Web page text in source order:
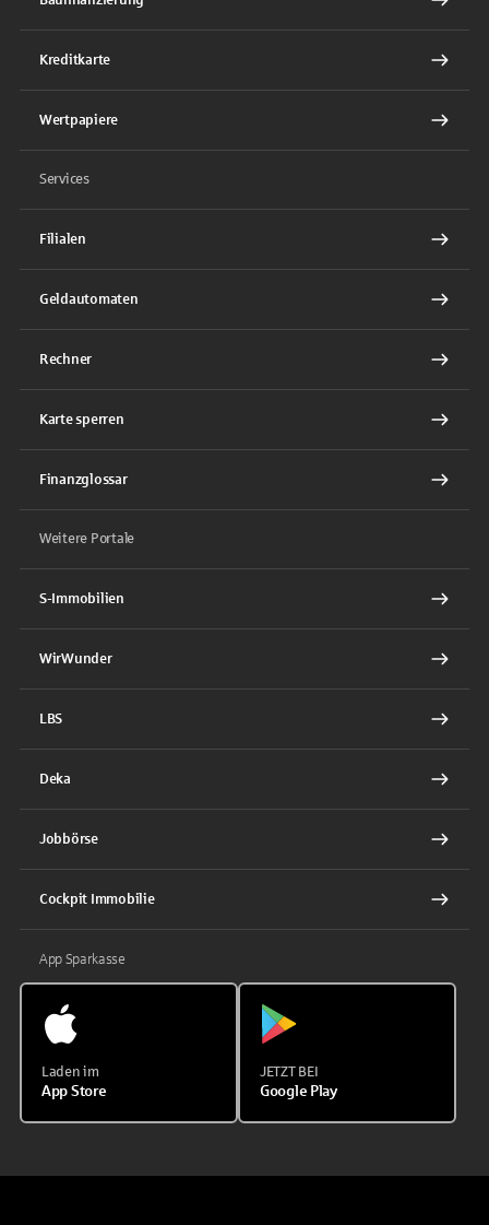
Kreditkarte
Wertpapiere
Services
Filialen
Geldautomaten
Rechner
Karte sperren
Finanzglossar
Weitere Portale
S-Immobilien
WirWunder
LBS
Deka
Jobbörse
Cockpit Immobilie
App Sparkasse
Laden im
App Store
JETZT BEI
Google Play